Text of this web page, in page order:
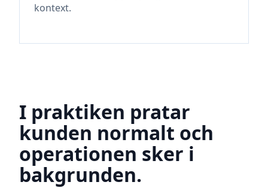
kontext.
I praktiken pratar
kunden normalt och
operationen sker i
bakgrunden.